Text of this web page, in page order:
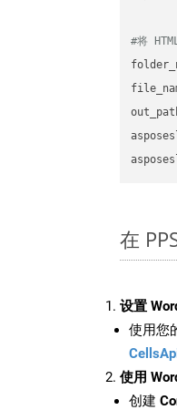
#将
在
设置
使用您
使用
创建